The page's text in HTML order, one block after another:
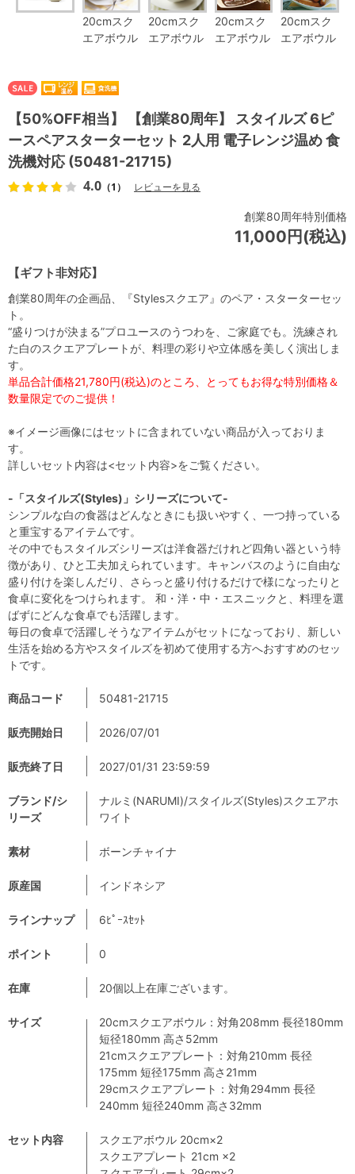
20cmスク
エアボウル
20cmスク
エアボウル
20cmスク
エアボウル
20cmスク
エアボウル
【50%OFF相当】 【創業80周年】 スタイルズ 6ピ
ースペアスターターセット 2人用 電子レンジ温め 食
洗機対応 (50481-21715)
4.0 （1） レビューを見る
【ギフト非対応】
創業80周年特別価格
11,000円(税込)
商品コード 50481-21715
販売開始日 2026/07/01
販売終了日 2027/01/31 23:59:59
ブランド/シ
リーズ
ナルミ(NARUMI)/スタイルズ(Styles)スクエアホ
ワイト
素材 ボーンチャイナ
原産国 インドネシア
ラインナップ 6ﾋﾟｰｽｾｯﾄ
ポイント 0
在庫 20個以上在庫ございます。
サイズ
20cmスクエアボウル：対角208mm 長径180mm
短径180mm 高さ52mm
21cmスクエアプレート：対角210mm 長径
175mm 短径175mm 高さ21mm
29cmスクエアプレート：対角294mm 長径
240mm 短径240mm 高さ32mm
セット内容
スクエアボウル 20cm×2
スクエアプレート 21cm ×2
創業80周年の企画品、『Stylesスクエア』のペア・スターターセッ
ト。
“盛りつけが決まる”プロユースのうつわを、ご家庭でも。洗練され
た白のスクエアプレートが、料理の彩りや立体感を美しく演出しま
す。
単品合計価格21,780円(税込)のところ、とってもお得な特別価格＆
数量限定でのご提供！
※イメージ画像にはセットに含まれていない商品が入っておりま
す。
詳しいセット内容は<セット内容>をご覧ください。
-「スタイルズ(Styles)」シリーズについて-
シンプルな白の食器はどんなときにも扱いやすく、一つ持っている
と重宝するアイテムです。
その中でもスタイルズシリーズは洋食器だけれど四角い器という特
徴があり、ひと工夫加えられています。キャンバスのように自由な
盛り付けを楽しんだり、さらっと盛り付けるだけで様になったりと
食卓に変化をつけられます。 和・洋・中・エスニックと、料理を選
ばずにどんな食卓でも活躍します。
毎日の食卓で活躍しそうなアイテムがセットになっており、新しい
生活を始める方やスタイルズを初めて使用する方へおすすめのセッ
トです。